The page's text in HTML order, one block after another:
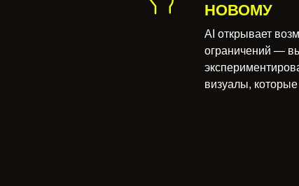
НОВОМУ
AI открывает
ограничений —
визуалы,